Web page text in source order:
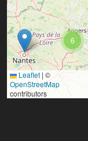
6
Leaflet | ©
OpenStreetMap
contributors